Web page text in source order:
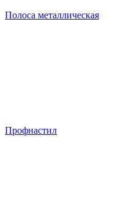
Полоса металлическая
Профнастил